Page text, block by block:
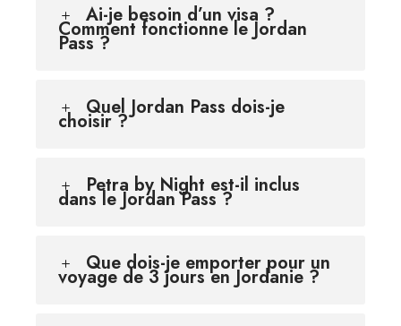
Ai-je besoin d’un visa ?
Comment fonctionne le Jordan
Pass ?
Quel Jordan Pass dois-je
choisir ?
Petra by Night est-il inclus
dans le Jordan Pass ?
Que dois-je emporter pour un
voyage de 3 jours en Jordanie ?